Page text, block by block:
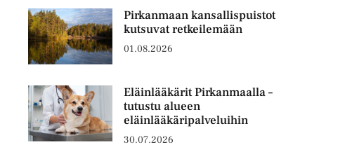
Pirkanmaan kansallispuistot
kutsuvat retkeilemään
01.08.2026
Eläinlääkärit Pirkanmaalla –
tutustu alueen
eläinlääkäripalveluihin
30.07.2026